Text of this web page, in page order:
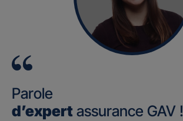
Parole
d’expert assurance GAV !